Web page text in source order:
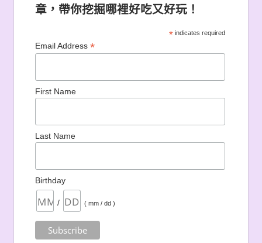
章，帶你挖掘哪裡好吃又好玩！
*indicates required
Email Address *
First Name
Last Name
Birthday
/ ( mm / dd )